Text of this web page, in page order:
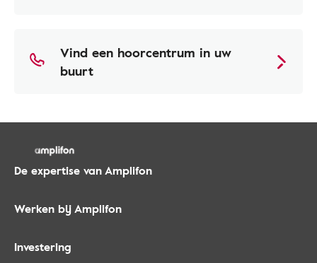
Vind een hoorcentrum in uw
buurt
De expertise van Amplifon
Werken bij Amplifon
Investering